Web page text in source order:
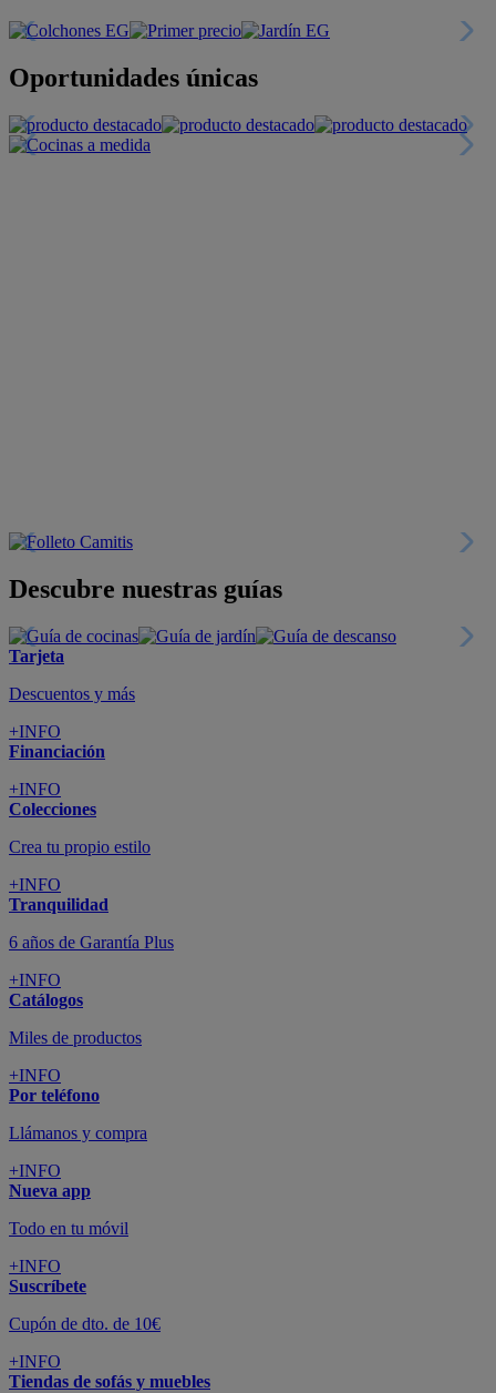
Oportunidades únicas
Descubre nuestras guías
Tarjeta
Descuentos y más
+INFO
Financiación
+INFO
Colecciones
Crea tu propio estilo
+INFO
Tranquilidad
6 años de Garantía Plus
+INFO
Catálogos
Miles de productos
+INFO
Por teléfono
Llámanos y compra
+INFO
Nueva app
Todo en tu móvil
+INFO
Suscríbete
Cupón de dto. de 10€
+INFO
Tiendas de sofás y muebles